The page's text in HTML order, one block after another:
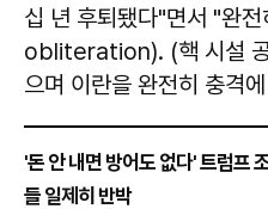
십 년 후퇴됐다"면서 "완
obliteration). (핵 시설 공
으며 이란을 완전히 충격
'돈 안 내면 방어도 없다' 트럼프
들 일제히 반박